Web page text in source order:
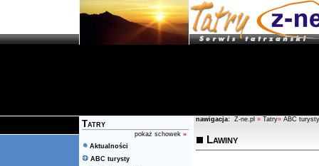
Tatry
pokaż schowek »
Aktualności
ABC turysty
nawigacja: Z-ne.pl » Tatry» ABC turysty
Lawiny